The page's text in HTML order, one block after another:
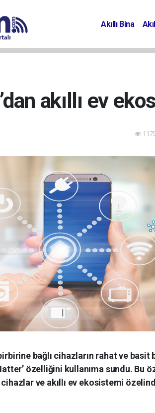
Akıllı Bina
akıllı ev
bağlı cihazların rahat ve basit
özelliğini kullanıma sundu. Bu
cihazlar ve akıllı ev ekosistemi